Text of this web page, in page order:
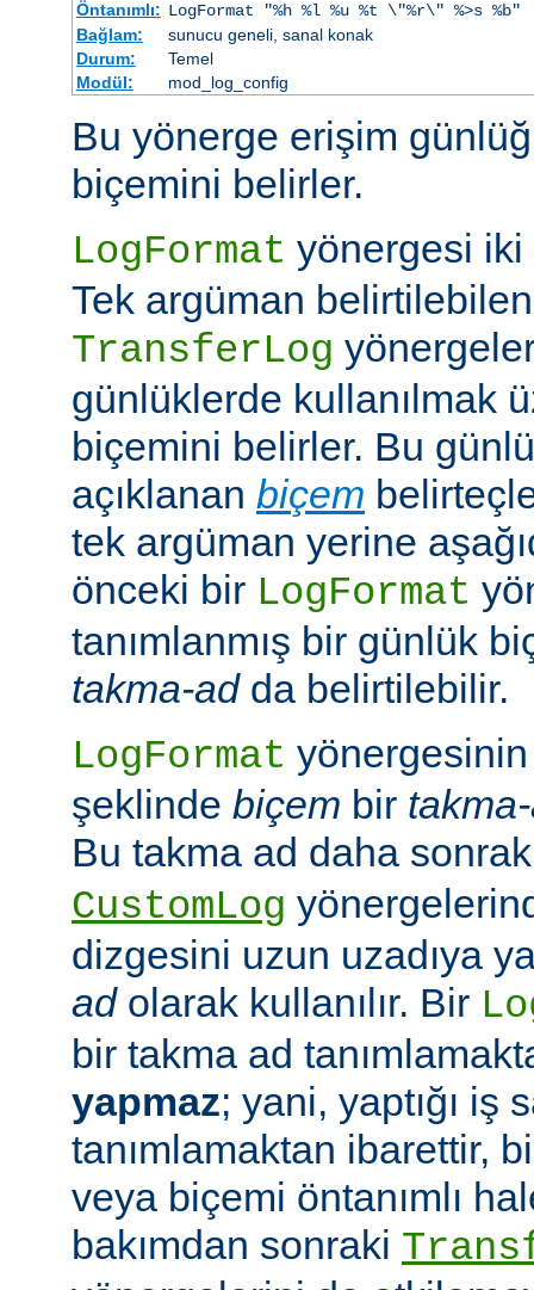
Öntanımlı: LogFormat "%h %l %u %t \"%r\" %>s %b"
Bağlam:
sunucu geneli, sanal konak
Durum:
Temel
Modül:
mod_log_config
Bu yönerge erişim
biçemini belirler.
LogFormat yönergesi iki
Tek argüman
TransferLog
günlüklerde kullanılmak
biçemini belirler. Bu
açıklanan biçem
tek argüman yerine
önceki bir LogFormat
tanımlanmış bir günlük
takma-adda belirtilebilir.
LogFormat
şeklinde biçem bir
Bu takma ad daha
CustomLog
dizgesini uzun uzadıya
adolarak kullanılır. Bir
bir takma ad
yapmaz; yani, yaptığı iş
tanımlamaktan ibarettir,
veya biçemi öntanımlı
bakımdan sonraki